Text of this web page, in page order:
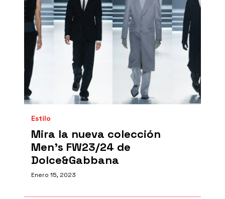
Estilo
Mira la nueva colección
Men’s FW23/24 de
Dolce&Gabbana
Enero 15, 2023